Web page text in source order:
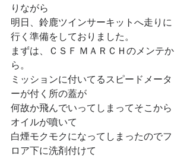
りながら
明日、鈴鹿ツインサーキットへ走りに
行く準備をしておりました。
まずは、ＣＳＦ ＭＡＲＣＨのメンテか
ら。
ミッションに付いてるスピードメータ
ーが付く所の蓋が
何故か飛んでいってしまってそこから
オイルが噴いて
白煙モクモクになってしまったのでフ
ロア下に洗剤付けて